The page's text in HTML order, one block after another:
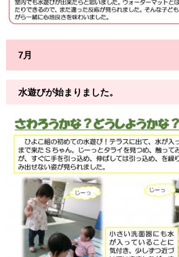
7月
水遊びが始まりました。